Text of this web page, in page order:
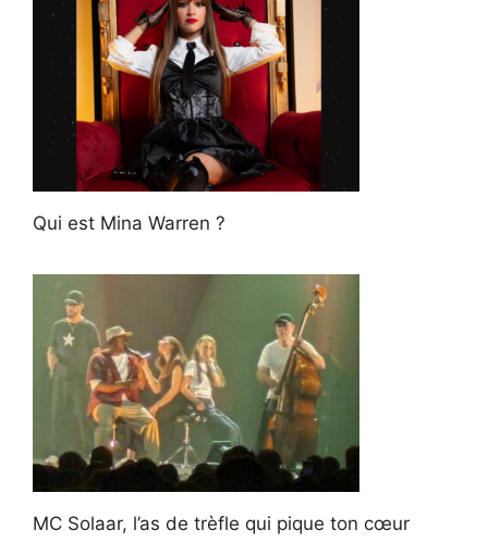
Qui est Mina Warren ?
MC Solaar, l’as de trèfle qui pique ton cœur